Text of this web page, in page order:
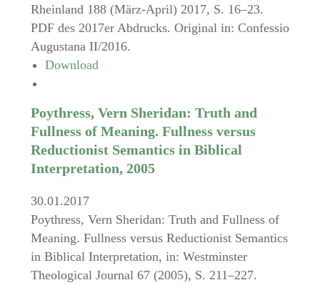
Rheinland 188 (März-April) 2017, S. 16–23.
PDF des 2017er Abdrucks. Original in: Confessio
Augustana II/2016.
Download
Poythress, Vern Sheridan: Truth and
Fullness of Meaning. Fullness versus
Reductionist Semantics in Biblical
Interpretation, 2005
30.01.2017
Poythress, Vern Sheridan: Truth and Fullness of
Meaning. Fullness versus Reductionist Semantics
in Biblical Interpretation, in: Westminster
Theological Journal 67 (2005), S. 211–227.